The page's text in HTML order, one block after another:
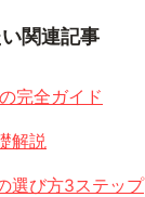
関連記事
完全ガイド
解説
選び方3ステップ